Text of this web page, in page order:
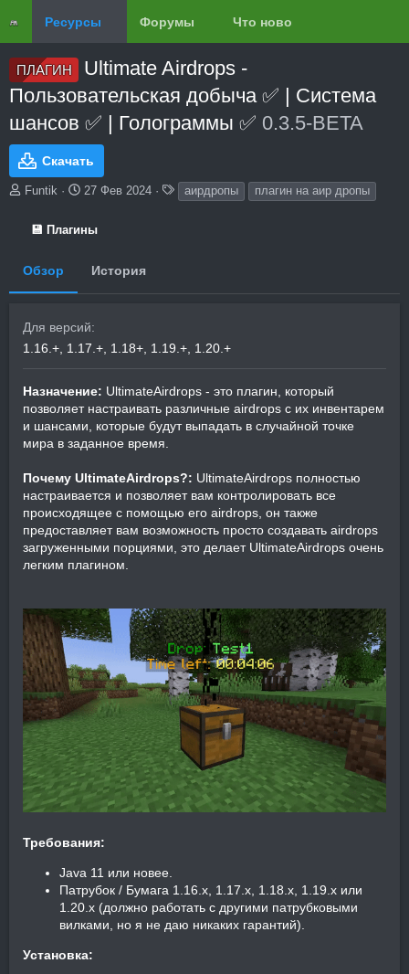
Ресурсы Форумы Что нового?
ПЛАГИН
Ultimate Airdrops -
Пользовательская добыча ✅ | Система
шансов ✅ | Голограммы ✅ 0.3.5-BETA
Скачать
А
Funtik
Д
а
а
н
и
я
27 Фев 2024
е
аирдропы плагин на аир дропы
💾 Плагины
Обзор История
Для версий
1.16.+ 1.17.+ 1.18+ 1.19.+ 1.20.+
Назначение: UltimateAirdrops - это плагин, который
позволяет настраивать различные airdrops с их инвентарем
и шансами, которые будут выпадать в случайной точке
мира в заданное время.
Почему UltimateAirdrops?: UltimateAirdrops полностью
настраивается и позволяет вам контролировать все
происходящее с помощью его airdrops, он также
предоставляет вам возможность просто создавать airdrops
загруженными порциями, это делает UltimateAirdrops очень
легким плагином.
Требования:
Java 11 или новее.
Патрубок / Бумага 1.16.x, 1.17.x, 1.18.x, 1.19.x или
1.20.x (должно работать с другими патрубковыми
вилками, но я не даю никаких гарантий).
Установка: